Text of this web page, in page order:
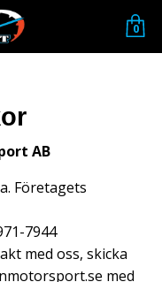
0
AB
Företagets
7944
med oss, skicka
med